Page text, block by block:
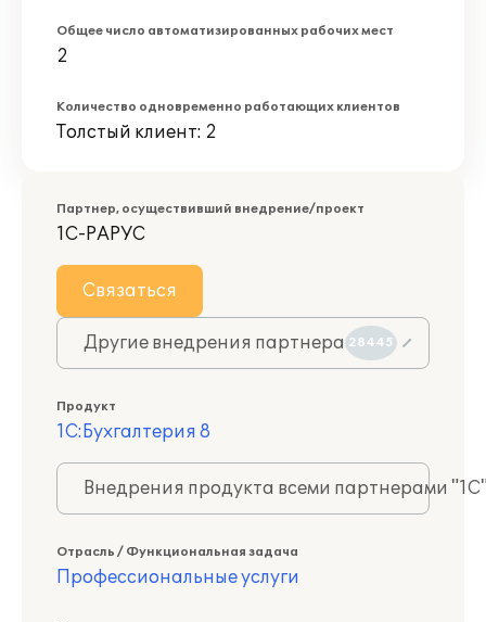
Общее число автоматизированных рабочих мест
2
Количество одновременно работающих клиентов
Толстый клиент: 2
Партнер, осуществивший внедрение/проект
1С-РАРУС
Связаться
Другие внедрения партнера 28445
Продукт
1С:Бухгалтерия 8
Внедрения продукта всеми партнерами
Отрасль / Функциональная задача
Профессиональные услуги